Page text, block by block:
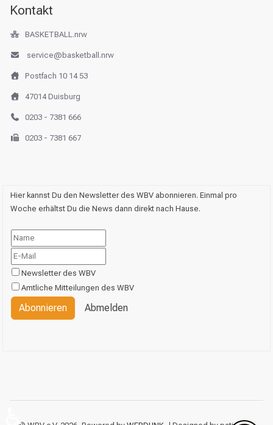
Kontakt
BASKETBALL.nrw
service@basketball.nrw
Postfach 10 14 53
47014 Duisburg
0203 - 7381 666
0203 - 7381 667
Hier kannst Du den Newsletter des WBV abonnieren. Einmal pro
Woche erhältst Du die News dann direkt nach Hause.
Newsletter des WBV
Amtliche Mitteilungen des WBV
Abonnieren Abmelden